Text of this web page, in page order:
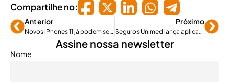
Compartilhe no:
Anterior
Novos iPhones 11 já podem ser protegidos por insurtech
Próximo
Seguros Unimed lança aplicativo de serviços unificado
Assine nossa newsletter
Nome